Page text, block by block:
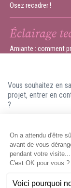
Osez recadrer !
Éclairage
Amiante : comment
Vous souhaitez en
projet, entrer en
?
répondre dans les